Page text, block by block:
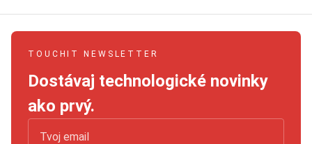
TOUCHIT NEWSLETTER
Dostávaj technologické novinky
ako prvý.